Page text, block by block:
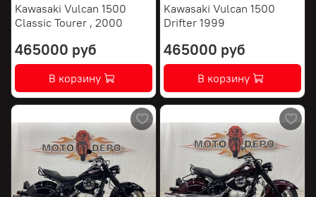
Kawasaki Vulcan 1500
Classic Tourer , 2000
465000 руб
В корзину
Kawasaki Vulcan 1500
Drifter 1999
465000 руб
В корзину